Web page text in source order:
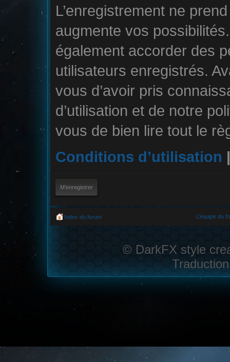
L’enregistrement ne
augmente vos
également accorder des
utilisateurs enregistrés.
vous d’avoir pris
d’utilisation et de notre
vous de bien lire tout le
Conditions d’utilisation
M’enregistrer
Index du forum L’équipe du
© DarkFX style